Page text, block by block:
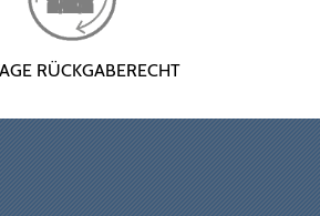
RÜCKGABERECHT